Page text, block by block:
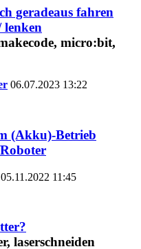
geradeaus fahren
lenken
06.07.2023 13:22
(Akku)-Betrieb
05.11.2022 11:45